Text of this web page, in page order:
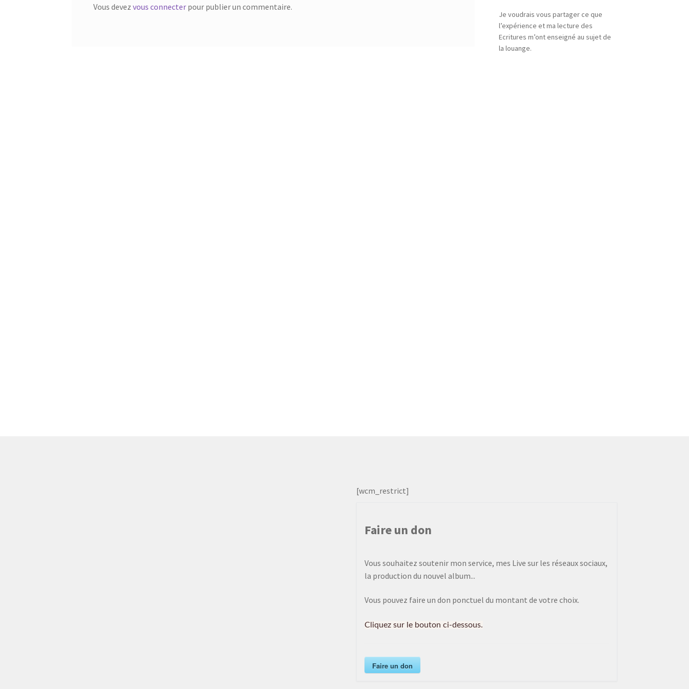
Vous devez vous connecterpour publier un commentaire.
Je voudrais vous partager ce que
l’expérience et ma lecture des
Ecritures m’ont enseigné au sujet de
la louange.
[wcm_restrict]
Faire un don
Vous souhaitez soutenir mon service, mes Live sur les réseaux sociaux,
la production du nouvel album...
Vous pouvez faire un don ponctuel du montant de votre choix.
Cliquez sur le bouton ci-dessous.
Faire un don